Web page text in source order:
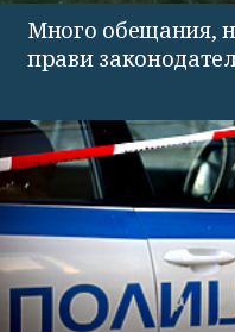
Много обещания,
прави